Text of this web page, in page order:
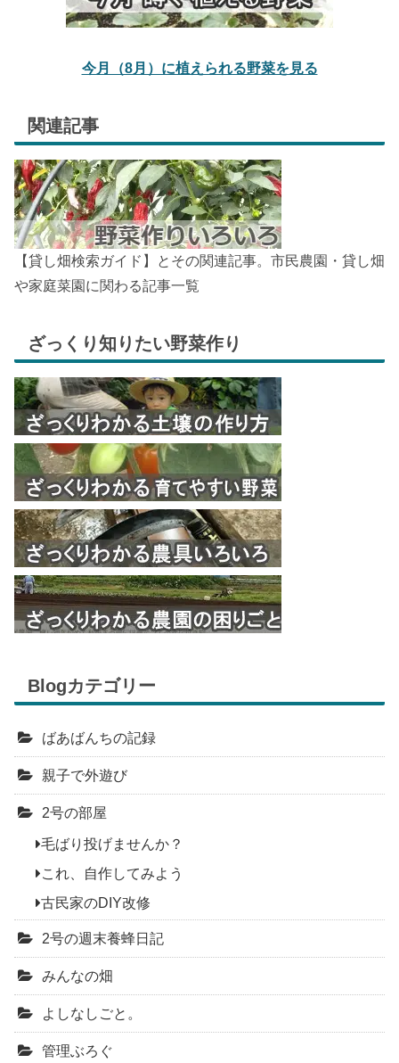
今月（8月）に植えられる野菜を見る
関連記事
【貸し畑検索ガイド】とその関連記事。市民農園・貸し畑
や家庭菜園に関わる記事一覧
ざっくり知りたい野菜作り
Blogカテゴリー
ばあばんちの記録
親子で外遊び
2号の部屋
毛ばり投げませんか？
これ、自作してみよう
古民家のDIY改修
2号の週末養蜂日記
みんなの畑
よしなしごと。
管理ぶろぐ